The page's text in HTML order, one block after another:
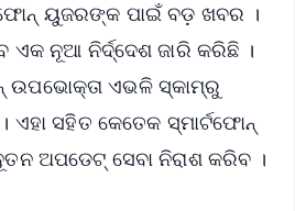
ୟୁଜରଙ୍କ ପାଇଁ ବଡ଼ ଖବର ।
ଏକ ନୂଆ ନିର୍ଦ୍ଦେଶ ଜାରି କରିଛି ।
ଉପଭୋକ୍ତା ଏଭଳି ସ୍କାମ୍ରୁ
ସହିତ କେତେକ ସ୍ମାର୍ଟଫୋନ୍
ଅପଡେଟ୍ ସେବା ନିରାଶ କରିବ ।